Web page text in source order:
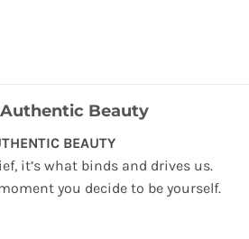
Beauty
BEAUTY
it’s what binds and drives us.
you decide to be yourself.